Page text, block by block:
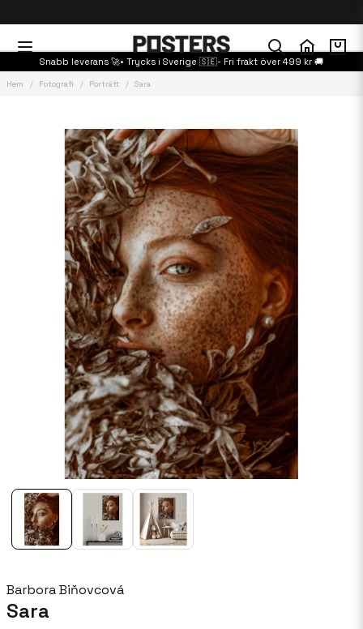
Snabb leverans 🚀• Trycks i Sverige 🇸🇪- Fri frakt över 499 kr 🚚
Hem Fotografi Porträtt Sara
Barbora Biňovcová
Sara